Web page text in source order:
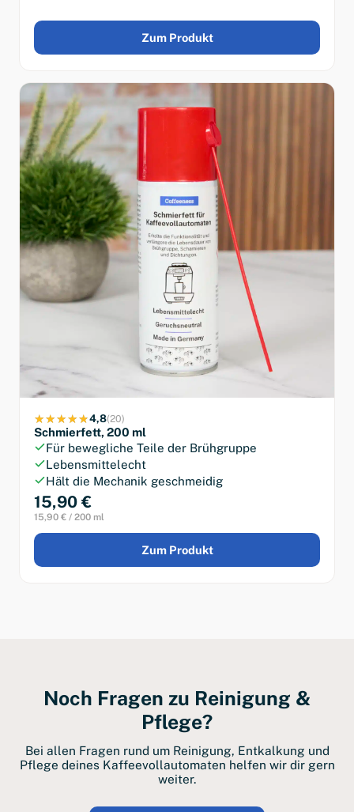
Zum Produkt
4,8(20)
Schmierfett, 200 ml
Für bewegliche Teile der Brühgruppe
Lebensmittelecht
Hält die Mechanik geschmeidig
15,90 €
15,90 € / 200 ml
Zum Produkt
Noch Fragen zu Reinigung &
Pflege?
Bei allen Fragen rund um Reinigung, Entkalkung und
Pflege deines Kaffeevollautomaten helfen wir dir gern
weiter.